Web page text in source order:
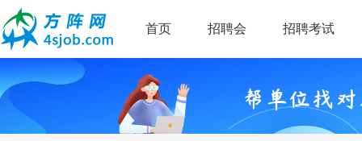
首页 招聘会 招聘考试